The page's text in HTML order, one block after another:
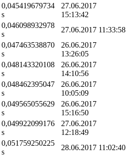
0,045419679734
s
27.06.2017
15:13:42
0,046098932978
s
27.06.2017 11:33:58
0,047463538870
s
26.06.2017
13:26:05
0,048143320108
s
26.06.2017
14:10:56
0,048462395047
s
26.06.2017
10:05:09
0,049565055629
s
26.06.2017
15:16:50
0,049922099176
s
27.06.2017
12:18:49
0,051759250225
s
28.06.2017 11:02:40